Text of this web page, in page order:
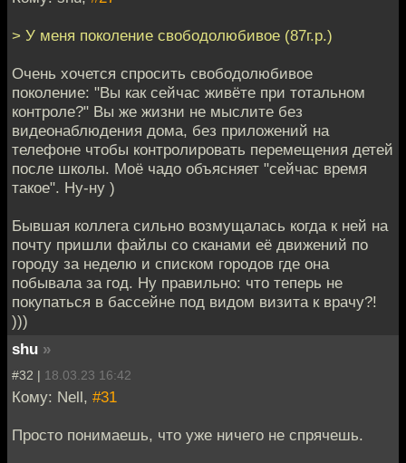
> У меня поколение свободолюбивое (87г.р.)
Очень хочется спросить свободолюбивое
поколение: "Вы как сейчас живёте при тотальном
контроле?" Вы же жизни не мыслите без
видеонаблюдения дома, без приложений на
телефоне чтобы контролировать перемещения детей
после школы. Моё чадо объясняет "сейчас время
такое". Ну-ну )
Бывшая коллега сильно возмущалась когда к ней на
почту пришли файлы со сканами её движений по
городу за неделю и списком городов где она
побывала за год. Ну правильно: что теперь не
покупаться в бассейне под видом визита к врачу?!
)))
shu »
#32 | 18.03.23 16:42
Кому: Nell, #31
Просто понимаешь, что уже ничего не спрячешь.